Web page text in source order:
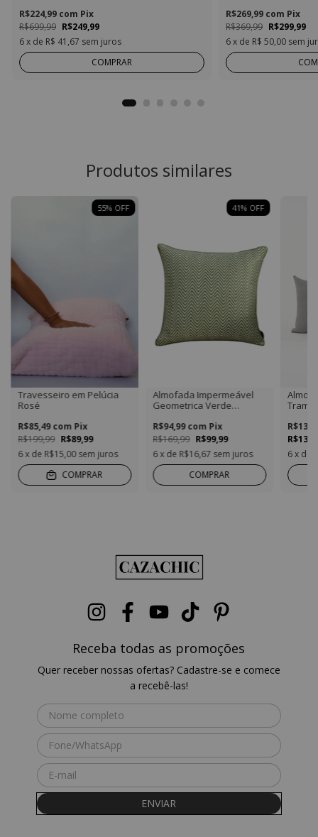
R$699,99 R$249,99
R$224,99 com Pix
6x de R$ 41,67 sem juros
COMPRAR
R$369,99 R$299,99
R$269,99 com Pix
6x de R$ 50,00 sem
Produtos similares
55% OFF
Travesseiro em Pelúcia
Rosé
R$199,99 R$89,99
R$85,49com Pix
6x de R$15,00 sem juros
COMPRAR
41% OFF
Almofada Impermeável
Geometrica Verde
R$169,99 R$99,99
R$94,99com Pix
6x de R$16,67 sem juros
COMPRAR
6 x de
Receba todas as promoções
Quer receber nossas ofertas? Cadastre-se e comece
a recebê-las!